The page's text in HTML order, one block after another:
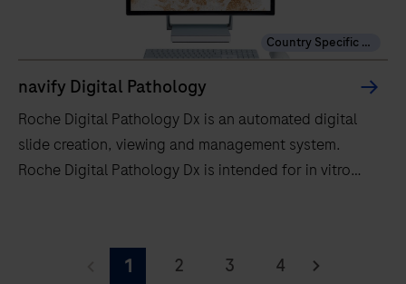
Country Specific Labeling
navify Digital Pathology
Roche Digital Pathology Dx is an automated digital
slide creation, viewing and management system.
Roche Digital Pathology Dx is intended for in vitro
slides prepared from formalin-fixed paraffin-
embedded (FFPE) tissue. Roche Digital Pathology Dx
1 2 3 4